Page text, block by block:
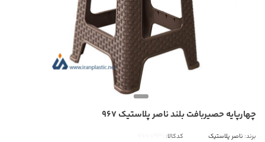
چهارپایه حصیربافت بلند ناصر پلاستیک 967
برند: ناصر پلاستیک کدکالا: